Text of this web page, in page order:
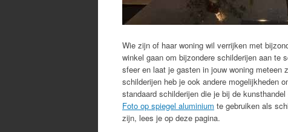
Wie zijn of haar woning wil verrijken met
winkel gaan om bijzondere schilderijen aan te
sfeer en laat je gasten in jouw woning
schilderijen heb je ook andere mogelijkheden
standaard schilderijen die je bij de
Foto op spiegel aluminium te gebruiken als
zijn, lees je op deze pagina.